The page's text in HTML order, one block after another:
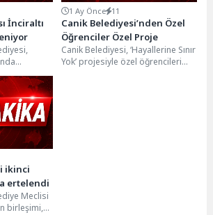
İnciraltı
korunarak
1 Ay Önce 11
Canik Belediyesi’nden Özel
Öğrenciler Özel Proje
Canik Belediyesi, ‘Hayallerine Sınır
Yok’ projesiyle özel öğrencileri
ikinci
ertelendi
Meclisi
birleşimi,